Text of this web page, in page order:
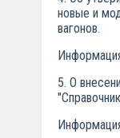
новые и
вагонов.
5. О